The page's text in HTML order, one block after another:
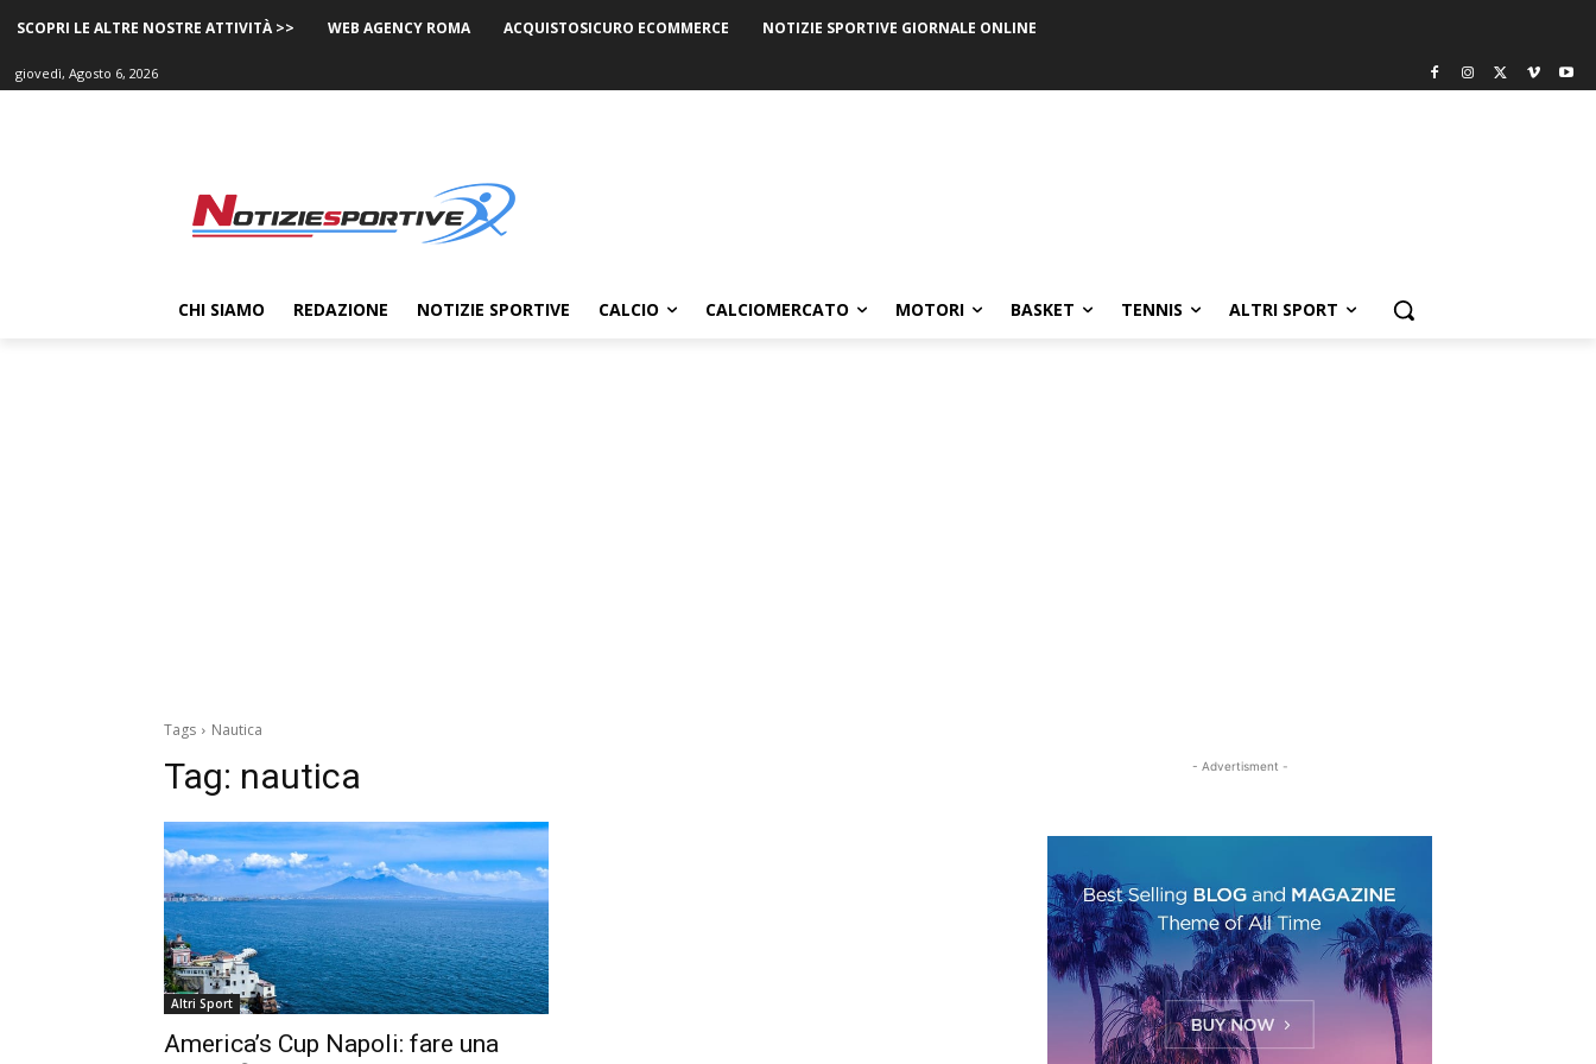
SCOPRI LE ALTRE NOSTRE ATTIVITÀ >> WEB AGENCY ROMA ACQUISTOSICURO ECOMMERCE NOTIZIE SPORTIVE GIORNALE ONLINE
giovedì, Agosto 6, 2026
CHI SIAMO REDAZIONE NOTIZIE SPORTIVE CALCIO CALCIOMERCATO MOTORI BASKET TENNIS ALTRI SPORT
Tags Nautica
Tag: nautica
Altri Sport
America’s Cup Napoli: fare una
- Advertisment -